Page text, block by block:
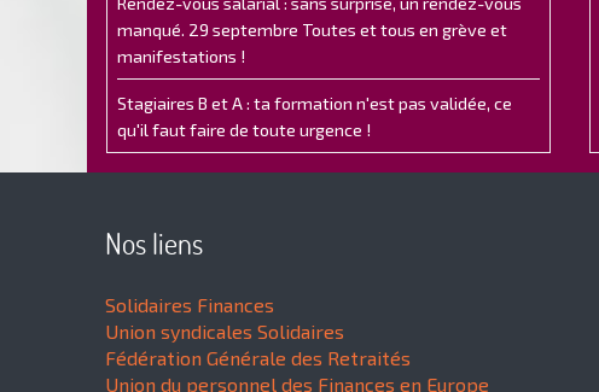
manqué. 29 septembre Toutes et tous en grève et
manifestations !
Stagiaires B et A : ta formation n'est pas validée, ce
qu'il faut faire de toute urgence !
Nos liens
Solidaires Finances
Union syndicales Solidaires
Fédération Générale des Retraités
Union du personnel des Finances en Europe